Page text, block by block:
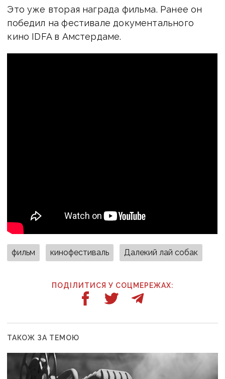
Это уже вторая награда фильма. Ранее он
победил на фестивале документального
кино IDFA в Амстердаме.
фильм кинофестиваль Далекий лай собак
ПОДІЛИТИСЯ У СОЦМЕРЕЖАХ:
ТАКОЖ ЗА ТЕМОЮ